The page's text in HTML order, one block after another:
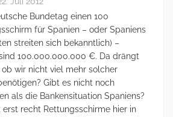
Bundetag einen 100
für Spanien – oder Spaniens
streiten sich bekanntlich) –
100.000.000.000 €. Da drängt
wir nicht viel mehr solcher
Gibt es nicht noch
als die Bankensituation Spaniens?
erst recht Rettungsschirme hier in